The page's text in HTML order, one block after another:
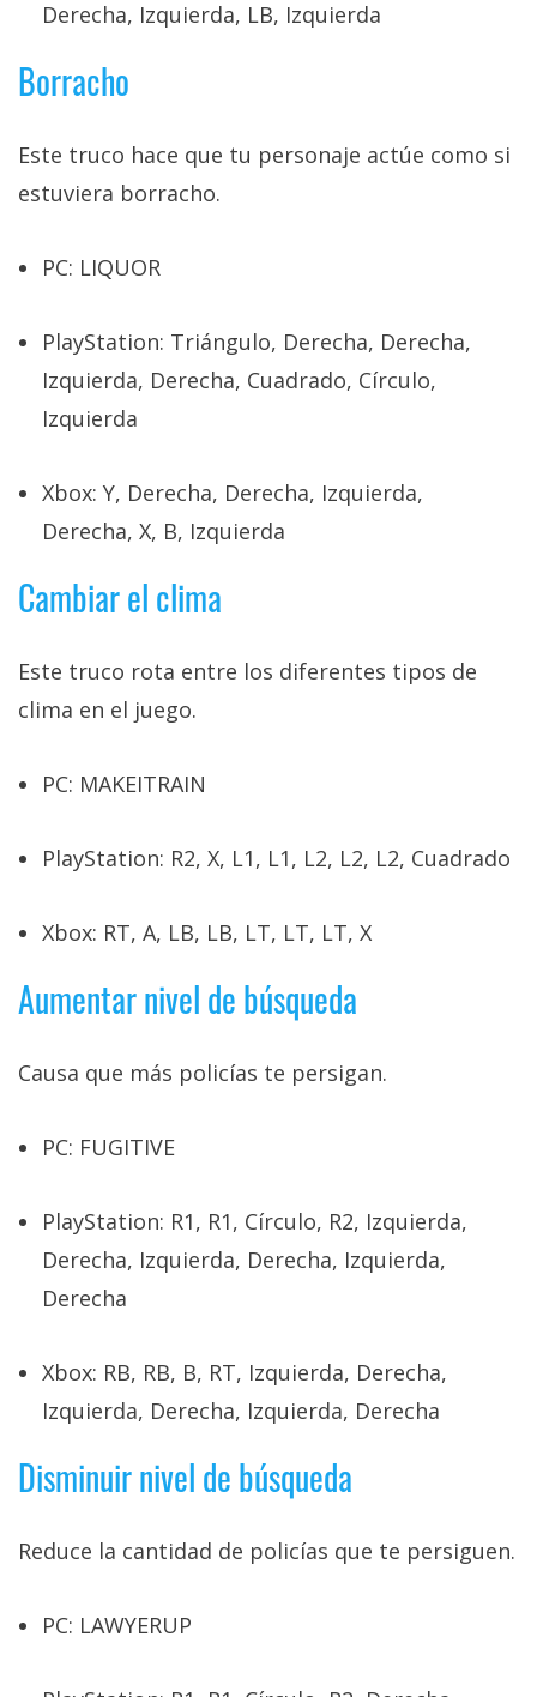
Derecha, Izquierda, LB, Izquierda
Borracho
Este truco hace que tu personaje actúe como si
estuviera borracho.
PC: LIQUOR
PlayStation: Triángulo, Derecha, Derecha,
Izquierda, Derecha, Cuadrado, Círculo,
Izquierda
Xbox: Y, Derecha, Derecha, Izquierda,
Derecha, X, B, Izquierda
Cambiar el clima
Este truco rota entre los diferentes tipos de
clima en el juego.
PC: MAKEITRAIN
PlayStation: R2, X, L1, L1, L2, L2, L2, Cuadrado
Xbox: RT, A, LB, LB, LT, LT, LT, X
Aumentar nivel de búsqueda
Causa que más policías te persigan.
PC: FUGITIVE
PlayStation: R1, R1, Círculo, R2, Izquierda,
Derecha, Izquierda, Derecha, Izquierda,
Derecha
Xbox: RB, RB, B, RT, Izquierda, Derecha,
Izquierda, Derecha, Izquierda, Derecha
Disminuir nivel de búsqueda
Reduce la cantidad de policías que te persiguen.
PC: LAWYERUP